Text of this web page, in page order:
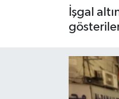
İşgal
Haber Arşivi